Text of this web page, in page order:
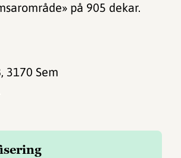
på 905 dekar.
, 3170 Sem